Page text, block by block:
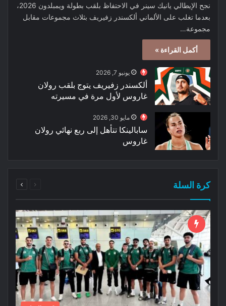
نجح الإيطالي يانيك سينر في الاحتفاظ بلقب بطولة ويمبلدون 2026،
بعدما تغلب على الألماني ألكسندر زفيريف بثلاث مجموعات مقابل
مجموعة…
أكمل القراءة »
يونيو 7, 2026
ألكسندر زفيريف يتوج بلقب رولان
غاروس لأول مرة في مسيرته
مايو 30, 2026
سابالينكا تتأهل إلى ربع نهائي رولان
غاروس
كرة السلة
الصفحة